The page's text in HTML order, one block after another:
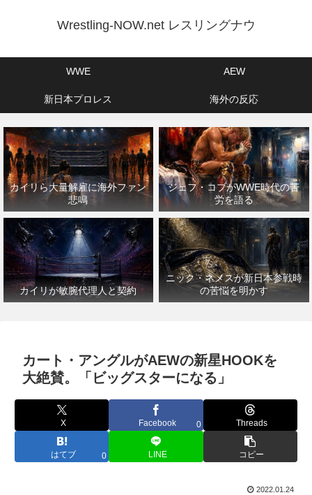
Wrestling-NOW.net レスリングナウ
WWE AEW
新日本プロレス 海外の反応
カイリら大量解雇に海外ファン
悲鳴
ジェフ・コブがWWE時代の苦
労を語る
カイリが敏腕代理人と契約
ニック・ネメスが新日本参戦時
の苦悩を明かす
カート・アングルがAEWの新星HOOKを
大絶賛。「ビッグスターになる」
X Facebook 0 Threads
はてブ 0 LINE コピー
2022.01.24